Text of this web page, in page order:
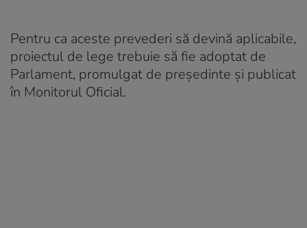
Pentru ca aceste prevederi să devină aplicabile,
proiectul de lege trebuie să fie adoptat de
Parlament, promulgat de președinte și publicat
în Monitorul Oficial.